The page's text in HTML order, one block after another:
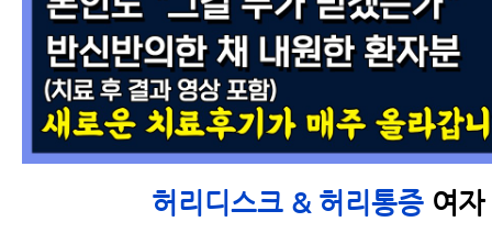
허리디스크 & 허리통증 여